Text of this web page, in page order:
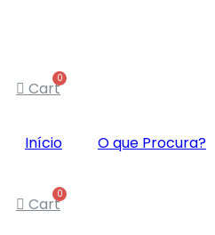
Cart
Início O que Procura?
Cart